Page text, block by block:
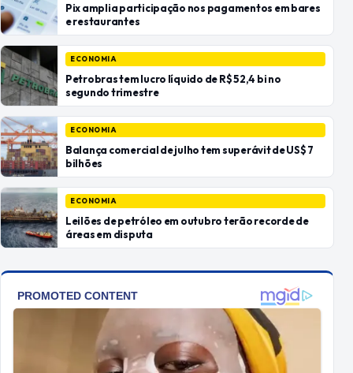
Pix amplia participação nos pagamentos em bares
e restaurantes
ECONOMIA
Petrobras tem lucro líquido de R$ 52,4 bi no
segundo trimestre
ECONOMIA
Balança comercial de julho tem superávit de US$ 7
bilhões
ECONOMIA
Leilões de petróleo em outubro terão recorde de
áreas em disputa